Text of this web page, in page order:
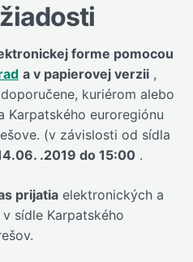
forme pomocou
a v papierovej verzii ,
kuriérom alebo
Karpatského euroregiónu
(v závislosti od sídla
.2019 do 15:00 .
prijatia elektronických a
sídle Karpatského